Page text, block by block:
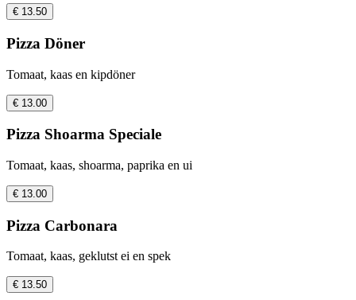
€ 13.50
Pizza Döner
Tomaat, kaas en kipdöner
€ 13.00
Pizza Shoarma Speciale
Tomaat, kaas, shoarma, paprika en ui
€ 13.00
Pizza Carbonara
Tomaat, kaas, geklutst ei en spek
€ 13.50